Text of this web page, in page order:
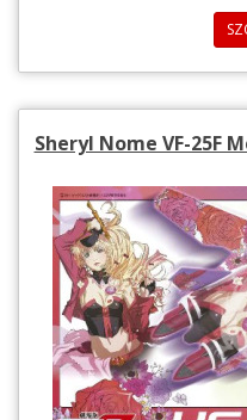
Sheryl Nome VF-25F